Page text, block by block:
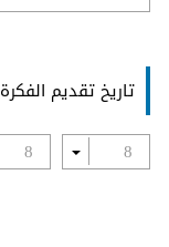
تاريخ تقديم الفكرة